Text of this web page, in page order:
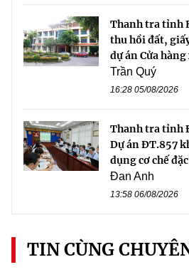
Thanh tra tỉnh
thu hồi đất,
dự án Cửa
Trần Quý
16:28 05/08/2026
Thanh tra tỉnh
Dự án ĐT.857
dụng cơ chế
Đan Anh
13:58 06/08/2026
TIN CÙNG